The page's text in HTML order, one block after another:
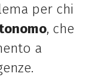
per chi
, che
a